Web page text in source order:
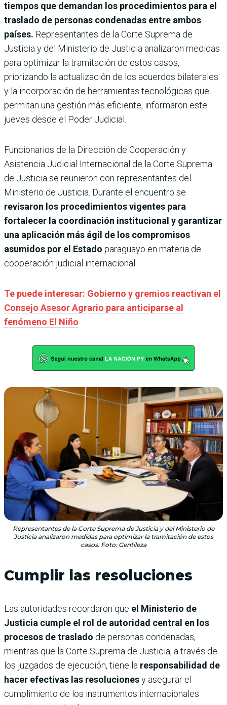
tiempos que demandan los procedimientos para el
traslado de personas condenadas entre ambos
países. Representantes de la Corte Suprema de
Justicia y del Ministerio de Justicia analizaron medidas
para optimizar la tramitación de estos casos,
priorizando la actualización de los acuerdos bilaterales
y la incorporación de herramientas tecnológicas que
permitan una gestión más eficiente, informaron este
jueves desde el Poder Judicial.
Funcionarios de la Dirección de Cooperación y
Asistencia Judicial Internacional de la Corte Suprema
de Justicia se reunieron con representantes del
Ministerio de Justicia. Durante el encuentro se
revisaron los procedimientos vigentes para
fortalecer la coordinación institucional y garantizar
una aplicación más ágil de los compromisos
asumidos por el Estado paraguayo en materia de
cooperación judicial internacional.
Te puede interesar: Gobierno y gremios reactivan el
Consejo Asesor Agrario para anticiparse al
fenómeno El Niño
Representantes de la Corte Suprema de Justicia y del Ministerio de
Justicia analizaron medidas para optimizar la tramitación de estos
casos. Foto: Gentileza
Cumplir las resoluciones
Las autoridades recordaron que el Ministerio de
Justicia cumple el rol de autoridad central en los
procesos de traslado de personas condenadas,
mientras que la Corte Suprema de Justicia, a través de
los juzgados de ejecución, tiene la responsabilidad de
hacer efectivas las resolucionesy asegurar el
cumplimiento de los instrumentos internacionales